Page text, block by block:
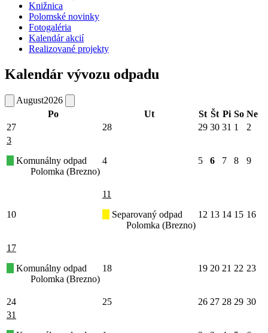
Knižnica
Polomské novinky
Fotogaléria
Kalendár akcií
Realizované projekty
Kalendár vývozu odpadu
August2026
Po
Ut St Št Pi So Ne
27
28 29 30 31 1
2
3
Komunálny odpad
Polomka (Brezno)
4 5 6 7 8 9
10
11
Separovaný odpad
Polomka (Brezno)
12 13 14 15 16
17
Komunálny odpad
Polomka (Brezno)
18 19 20 21 22 23
24 25 26 27 28 29 30
31